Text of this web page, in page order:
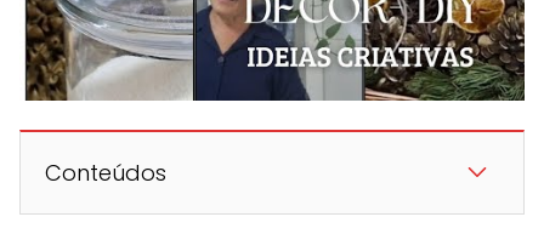
Conteúdos